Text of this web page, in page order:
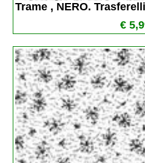
Trame , NERO.
€